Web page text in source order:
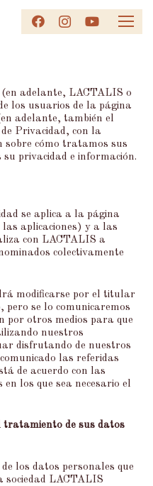
adelante, LACTALIS o
los usuarios de la página
adelante, también el
Privacidad, con la
sobre cómo tratamos sus
privacidad e información.
se aplica a la página
aplicaciones) y a las
con LACTALIS a
colectivamente
modificarse por el titular
pero se lo comunicaremos
por otros medios para que
nuestros
disfrutando de nuestros
las referidas
de acuerdo con las
los que sea necesario el
tratamiento de sus datos
los datos personales que
sociedad LACTALIS